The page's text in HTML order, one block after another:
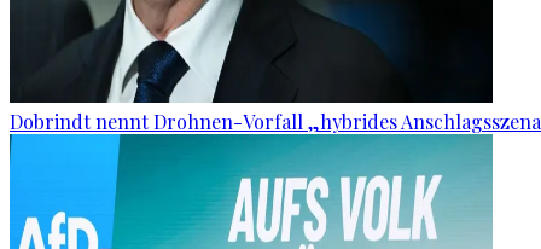
Dobrindt nennt Drohnen-Vorfall „hybrides